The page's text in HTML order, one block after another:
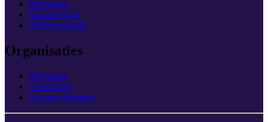
Informatie
Vacaturebank
Profiel plaatsen
Organisaties
Informatie
Aanmelden
Vacature plaatsen